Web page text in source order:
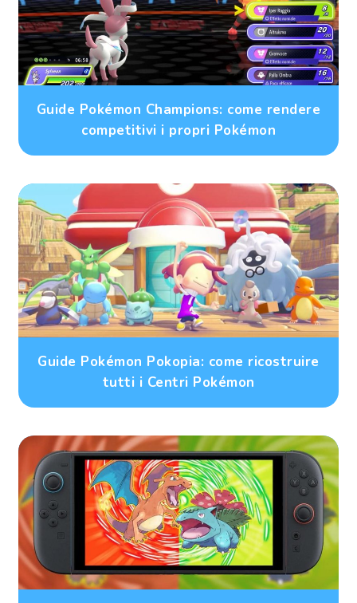
Guide Pokémon Champions: come rendere
competitivi i propri Pokémon
Guide Pokémon Pokopia: come ricostruire
tutti i Centri Pokémon